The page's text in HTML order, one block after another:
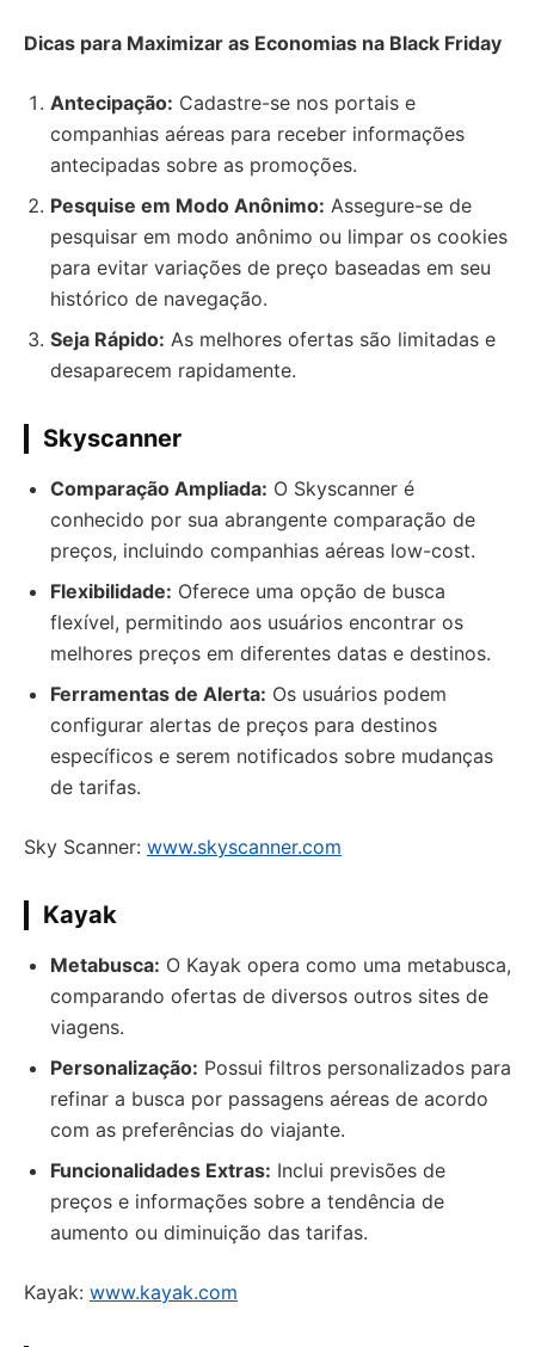
Dicas para Maximizar as Economias na Black Friday
Antecipação: Cadastre-se nos portais e
companhias aéreas para receber informações
antecipadas sobre as promoções.
Pesquise em Modo Anônimo: Assegure-se de
pesquisar em modo anônimo ou limpar os cookies
para evitar variações de preço baseadas em seu
histórico de navegação.
Seja Rápido: As melhores ofertas são limitadas e
desaparecem rapidamente.
Skyscanner
Comparação Ampliada: O Skyscanner é
conhecido por sua abrangente comparação de
preços, incluindo companhias aéreas low-cost.
Flexibilidade: Oferece uma opção de busca
flexível, permitindo aos usuários encontrar os
melhores preços em diferentes datas e destinos.
Ferramentas de Alerta: Os usuários podem
configurar alertas de preços para destinos
específicos e serem notificados sobre mudanças
de tarifas.
Sky Scanner: www.skyscanner.com
Kayak
Metabusca: O Kayak opera como uma metabusca,
comparando ofertas de diversos outros sites de
viagens.
Personalização: Possui filtros personalizados para
refinar a busca por passagens aéreas de acordo
com as preferências do viajante.
Funcionalidades Extras: Inclui previsões de
preços e informações sobre a tendência de
aumento ou diminuição das tarifas.
Kayak: www.kayak.com